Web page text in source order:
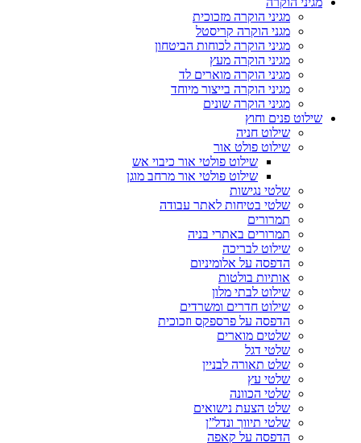
מגיני הוקרה מזכוכית
מגני הוקרה קריסטל
מגיני הוקרה לכוחות הביטחון
מגיני הוקרה מעץ
מגיני הוקרה מוארים לד
מגיני הוקרה בייצור מיוחד
מגיני הוקרה שונים
שילוט פנים וחוץ
שילוט חניה
שילוט פולט אור
שילוט פולטי אור כיבוי אש
שילוט פולטי אור מרחב מוגן
שלטי נגישות
שלטי בטיחות לאתר עבודה
תמרורים
תמרורים באתרי בניה
שילוט לבריכה
הדפסה על אלומיניום
אותיות בולטות
שילוט לבתי מלון
שילוט חדרים ומשרדים
הדפסה על פרספקס וזכוכית
שלטים מוארים
שלטי דגל
שלט תאורה לבניין
שלטי עץ
שלטי הכוונה
שלט הצעת נישואים
שלטי תיווך ונדל”ן
הדפסה על קאפה